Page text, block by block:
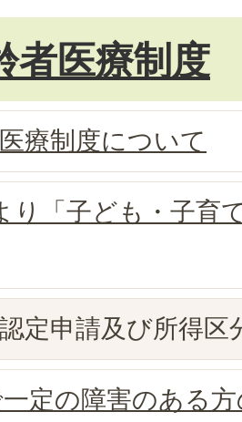
者医療制度
療制度について
り「子ども・子育
定申請及び所得区
定の障害のある